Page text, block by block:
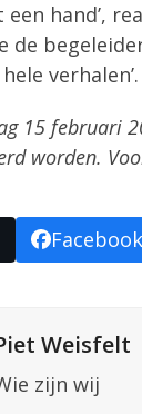
een hand’,
de
verhalen’.
15 februari
worden.
Facebook
Weisfelt
zijn wij